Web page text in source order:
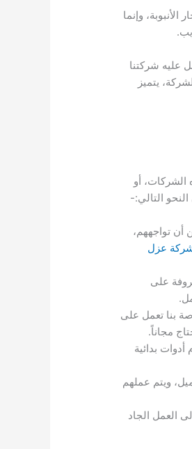
وإنما
عليه شركتنا
يتميز
أو
التالي:-
أن تواجههم،
عزل
على
بنا تعمل على
مجاناً.
بدائية
ويتم عملهم
العمل الجاد